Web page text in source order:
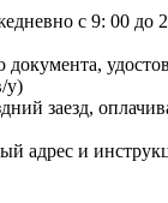
с 9: 00 до
у)
заезд,
адрес и